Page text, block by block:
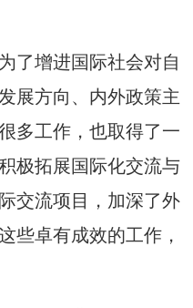
增进国际社会对自
展方向、内外政策主
多工作，也取得了一
极拓展国际化交流与
交流项目，加深了外
些卓有成效的工作，